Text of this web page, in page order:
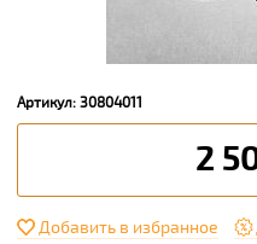
Артикул: 30804011
2
Добавить в избранное